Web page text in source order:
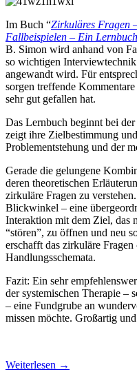
Im Buch “Zirkuläres Fragen
Fallbeispielen – Ein Lernbuch
B. Simon wird anhand von
so wichtigen
angewandt wird. Für
sorgen treffende
sehr gut gefallen hat.
Das Lernbuch beginnt bei
zeigt ihre Zielbestimmung
Problementstehung und der
Gerade die gelungene
deren theoretischen
zirkuläre Fragen zu
Blickwinkel – eine
Interaktion mit dem Ziel, das
“stören”, zu öffnen und neu
erschafft das zirkuläre
Handlungsschemata.
Fazit: Ein sehr
der systemischen Therapie –
– eine Fundgrube an
missen möchte. Großartig
Weiterlesen →